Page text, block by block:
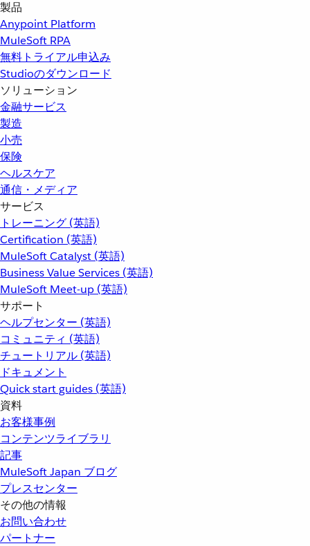
製品
Anypoint Platform
MuleSoft RPA
無料トライアル申込み
Studioのダウンロード
ソリューション
金融サービス
製造
小売
保険
ヘルスケア
通信・メディア
サービス
トレーニング (英語)
Certification (英語)
MuleSoft Catalyst (英語)
Business Value Services (英語)
MuleSoft Meet-up (英語)
サポート
ヘルプセンター (英語)
コミュニティ (英語)
チュートリアル (英語)
ドキュメント
Quick start guides (英語)
資料
お客様事例
コンテンツライブラリ
記事
MuleSoft Japan ブログ
プレスセンター
その他の情報
お問い合わせ
パートナー